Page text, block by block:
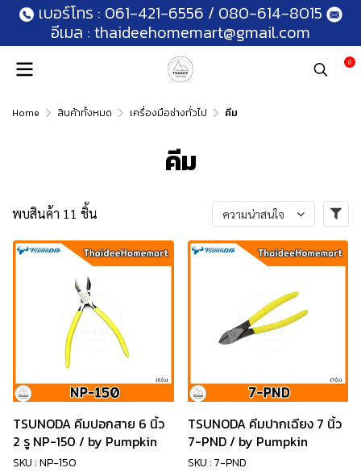
เบอร์โทร : 061-421-6556 / 080-614-8015
อีเมล : thaideehomemart@gmail.com
0
Home สินค้าทั้งหมด เครื่องมือช่างทั่วไป คีม
คีม
พบสินค้า 11 ชิ้น ความน่าสนใจ
TSUNODA คีมปอกสาย 6 นิ้ว
2 รู NP-150 / by Pumpkin
SKU : NP-150
TSUNODA คีมปากเฉียง 7 นิ้ว
7-PND / by Pumpkin
SKU : 7-PND